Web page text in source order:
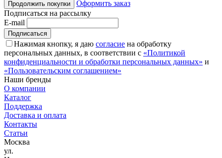
Продолжить покупки
Оформить заказ
Подписаться на рассылку
E-mail
Нажимая кнопку, я даю согласие на обработку
персональных данных, в соответствии с «Политикой
конфиденциальности и обработки персональных данных» и
«Пользовательским соглашением»
Наши бренды
О компании
Каталог
Поддержка
Доставка и оплата
Контакты
Статьи
Москва
ул.